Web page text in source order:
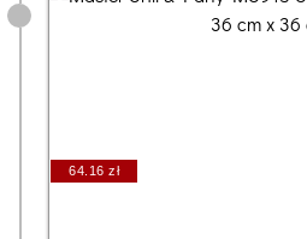
64.16 zł